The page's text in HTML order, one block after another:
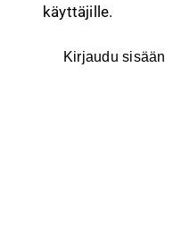
käyttäjille.
Kirjaudu sisään